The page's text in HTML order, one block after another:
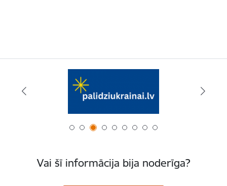
Vai šī informācija bija noderīga?